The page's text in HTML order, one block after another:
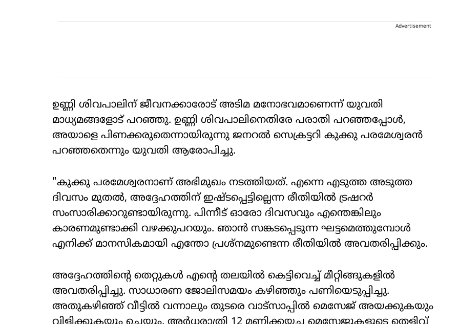
Advertisement
ഉണ്ണി ശിവപാലിന് ജീവനക്കാരോട് അടിമ മനോഭവമാണെന്ന് യുവതി
മാധ്യമങ്ങളോട് പറഞ്ഞു. ഉണ്ണി ശിവപാലിനെതിരേ പരാതി പറഞ്ഞപ്പോൾ,
അയാളെ പിണക്കരുതെന്നായിരുന്നു ജനറൽ സെക്രട്ടറി കുക്കു പരമേശ്വരൻ
പറഞ്ഞതെന്നും യുവതി ആരോപിച്ചു.
"കുക്കു പരമേശ്വരനാണ് അഭിമുഖം നടത്തിയത്. എന്നെ എടുത്ത അടുത്ത
ദിവസം മുതൽ, അദ്ദേഹത്തിന് ഇഷ്ടപ്പെട്ടില്ലെന്ന രീതിയിൽ ട്രഷറർ
സംസാരിക്കാറുണ്ടായിരുന്നു. പിന്നീട് ഓരോ ദിവസവും എന്തെങ്കിലും
കാരണമുണ്ടാക്കി വഴക്കുപറയും. ഞാൻ സങ്കടപ്പെടുന്ന ഘട്ടമെത്തുമ്പോൾ
എനിക്ക് മാനസികമായി എന്തോ പ്രശ്‌നമുണ്ടെന്ന രീതിയിൽ അവതരിപ്പിക്കും.
അദ്ദേഹത്തിന്റെ തെറ്റുകൾ എന്റെ തലയിൽ കെട്ടിവെച്ച് മീറ്റിങ്ങുകളിൽ
അവതരിപ്പിച്ചു. സാധാരണ ജോലിസമയം കഴിഞ്ഞും പണിയെടുപ്പിച്ചു.
അതുകഴിഞ്ഞ് വീട്ടിൽ വന്നാലും തുടരെ വാട്‌സാപ്പിൽ മെസേജ് അയക്കുകയും